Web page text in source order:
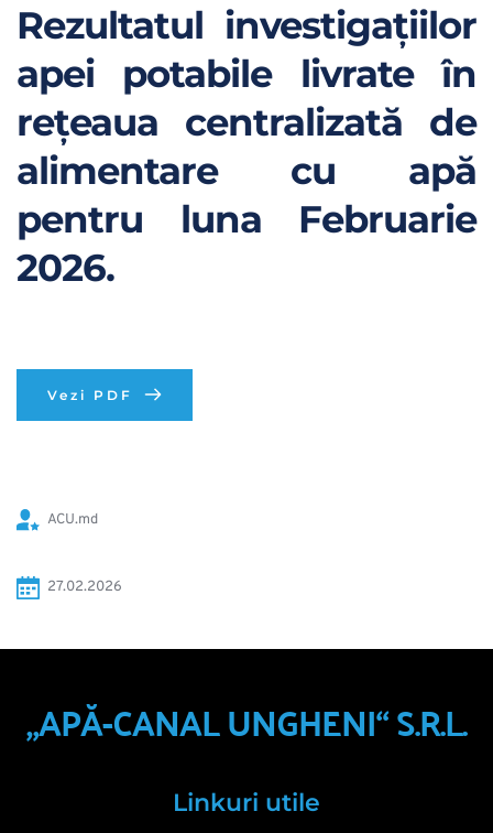
Rezultatul investigațiilor
apei potabile livrate în
rețeaua centralizată de
alimentare cu apă
pentru luna Februarie
2026.
Vezi PDF
ACU.md
27.02.2026
„APĂ-CANAL UNGHENI“ S.R.L.
Linkuri utile